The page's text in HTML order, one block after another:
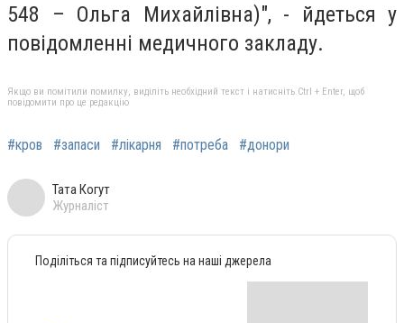
548 – Ольга Михайлівна)", - йдеться у
повідомленні медичного закладу.
Якщо ви помітили помилку, виділіть необхідний текст і натисніть Ctrl + Enter, щоб
повідомити про це редакцію
#кров #запаси #лікарня #потреба #донори
Тата Когут
Журналіст
Поділіться та підписуйтесь на наші джерела